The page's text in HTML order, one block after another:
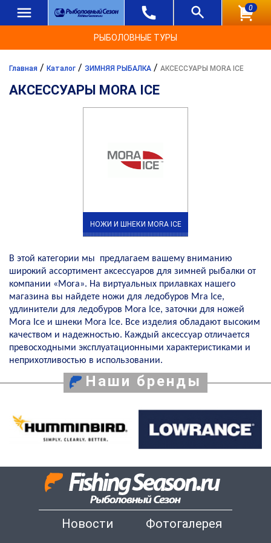
0
РЫБОЛОВНЫЕ ТУРЫ
Главная / Каталог / ЗИМНЯЯ РЫБАЛКА / АКСЕССУАРЫ MORA ICE
АКСЕССУАРЫ MORA ICE
НОЖИ И ШНЕКИ MORA ICE
В этой категории мы предлагаем вашему вниманию
широкий ассортимент аксессуаров для зимней рыбалки от
компании «Mora». На виртуальных прилавках нашего
магазина вы найдете ножи для ледобуров Mra Ice,
удлинители для ледобуров Mora Ice, заточки для ножей
Mora Ice и шнеки Mora Ice. Все изделия обладают высоким
качеством и надежностью. Каждый аксессуар отличается
превосходными эксплуатационными характеристиками и
неприхотливостью в использовании.
Наши бренды
Новости Фотогалерея